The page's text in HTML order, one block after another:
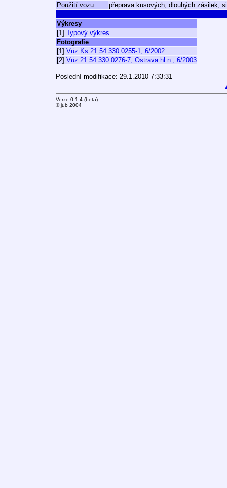
Použití vozu
přeprava kusových, dlouhých zásilek,
Výkresy
[1] Typový výkres
Fotografie
[1] Vůz Ks 21 54 330 0255-1, 6/2002
[2] Vůz 21 54 330 0276-7, Ostrava hl.n., 6/2003
Poslední modifikace: 29.1.2010 7:33:31
Verze 0.1.4 (beta)
© jub 2004